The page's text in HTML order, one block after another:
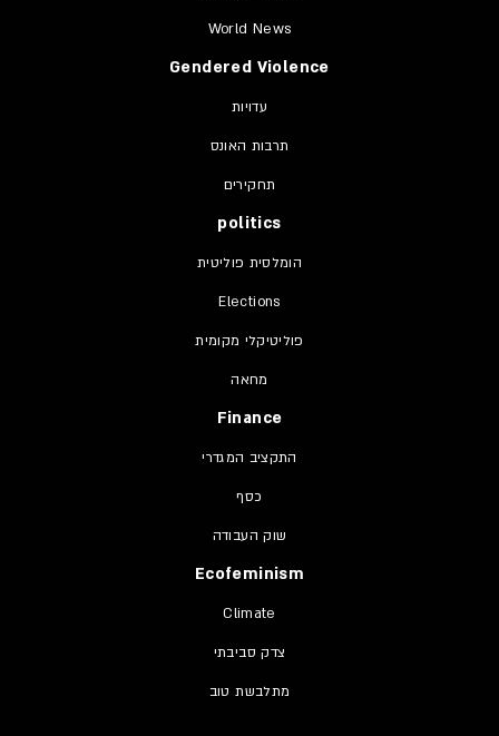
World News
Gendered Violence
עדויות
תרבות האונס
תחקירים
politics
הומלסית פוליטית
Elections
פוליטיקלי מקומית
מחאה
Finance
התקציב המגדרי
כסף
שוק העבודה
Ecofeminism
Climate
צדק סביבתי
מתלבשת טוב